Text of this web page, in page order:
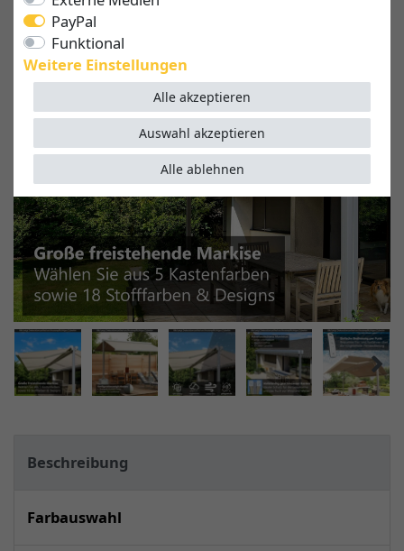
Beschreibung
Farbauswahl
PayPal
Funktional
Weitere Einstellungen
Alle akzeptieren
Alle ablehnen
Auswahl akzeptieren